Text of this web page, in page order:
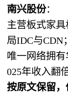
南兴股份：
主营板式家
局IDC与CDN；
唯一网络拥
025年收入翻
按原文保留